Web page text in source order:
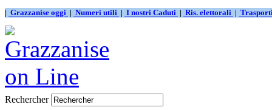
| Grazzanise oggi | Numeri utili | I nostri Caduti | Ris. elettorali |
Rechercher